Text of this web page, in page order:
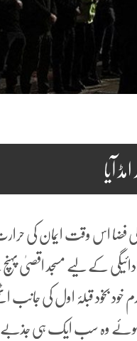
آیا
فضا اس وقت ایمان کی
ادائیگی کے لیے مسجد
خود بخود قبلۂ اول کی جانب
ہوئے وہ سب ایک ہی جذبے